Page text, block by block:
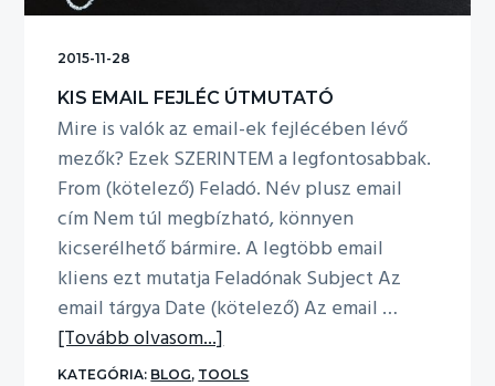
2015-11-28
KIS EMAIL FEJLÉC ÚTMUTATÓ
Mire is valók az email-ek fejlécében lévő
mezők? Ezek SZERINTEM a legfontosabbak.
From (kötelező) Feladó. Név plusz email
cím Nem túl megbízható, könnyen
kicserélhető bármire. A legtöbb email
kliens ezt mutatja Feladónak Subject Az
email tárgya Date (kötelező) Az email …
[Tovább olvasom...]about
Kis
KATEGÓRIA: BLOG, TOOLS